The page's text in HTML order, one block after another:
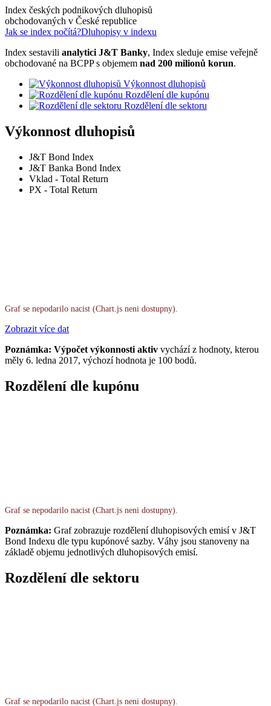
Index českých podnikových dluhopisů
obchodovaných v České republice
Jak se index počítá?Dluhopisy v indexu
Index sestavili analytici J&T Banky, Index sleduje emise veřejně
obchodované na BCPP s objemem nad 200 milionů korun.
Výkonnost dluhopisů
Rozdělení dle kupónu
Rozdělení dle sektoru
Výkonnost dluhopisů
J&T Bond Index
J&T Banka Bond Index
Vklad - Total Return
PX - Total Return
Graf se nepodarilo nacist (Chart.js neni dostupny).
Zobrazit více dat
Poznámka: Výpočet výkonnosti aktiv vychází z hodnoty, kterou
měly 6. ledna 2017, výchozí hodnota je 100 bodů.
Rozdělení dle kupónu
Graf se nepodarilo nacist (Chart.js neni dostupny).
Poznámka: Graf zobrazuje rozdělení dluhopisových emisí v J&T
Bond Indexu dle typu kupónové sazby. Váhy jsou stanoveny na
základě objemu jednotlivých dluhopisových emisí.
Rozdělení dle sektoru
Graf se nepodarilo nacist (Chart.js neni dostupny).